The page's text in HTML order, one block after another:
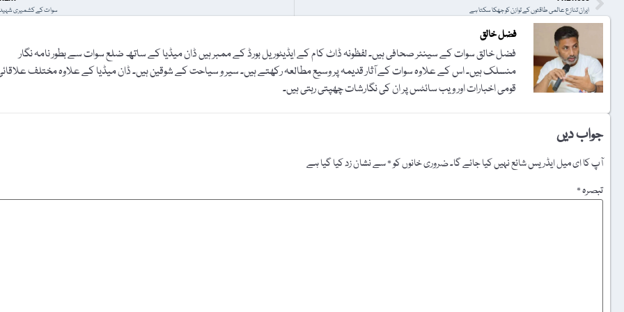
ایران تنازع عالمی طاقتوں کے توازن کو جھکا سکتا ہے سوات کے کشمیری شہید
فضل خالق
فضل خالق سوات کے سینئر صحافی ہیں۔ لفظونہ ڈاٹ کام کے ایڈیٹوریل بورڈ کے ممبر ہیں ڈان میڈیا کے ساتھ ضلع سوات سے بطور نامہ نگار
منسلک ہیں۔ اس کے علاوہ سوات کے آثار قدیمہ پر وسیع مطالعہ رکھتے ہیں۔ سیر و سیاحت کے شوقین ہیں۔ ڈان میڈیا کے علاوہ مختلف
قومی اخبارات اور ویب سائٹس پر ان کی نگارشات چھپتی رہتی ہیں۔
جواب دیں
آپ کا ای میل ایڈریس شائع نہیں کیا جائے گا۔ضروری خانوں کو*سے نشان زد کیا گیا ہے
تبصرہ*